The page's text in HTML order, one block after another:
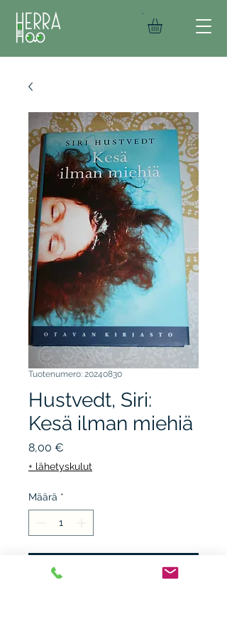
Tuotenumero: 20240830
Hustvedt, Siri:
Kesä ilman miehiä
8,00 €
+ lähetyskulut
Määrä *
Lisää ostoskärryyn